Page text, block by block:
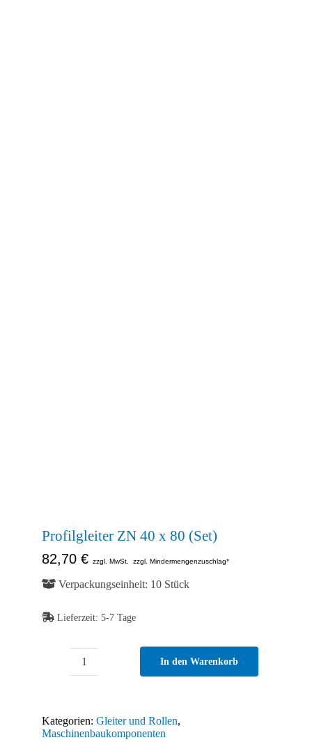
Profilgleiter ZN 40 x 80 (Set)
82,70 € zzgl. MwSt. zzgl. Mindermengenzuschlag*
Verpackungseinheit: 10 Stück
Lieferzeit: 5-7 Tage
x
In den Warenkorb
Kategorien: Gleiter und Rollen,
Maschinenbaukomponenten